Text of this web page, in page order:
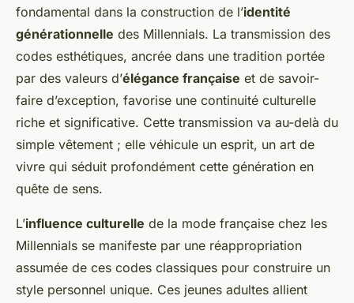
fondamental dans la construction de l’identité
générationnelle des Millennials. La transmission des
codes esthétiques, ancrée dans une tradition portée
par des valeurs d’élégance française et de savoir-
faire d’exception, favorise une continuité culturelle
riche et significative. Cette transmission va au-delà du
simple vêtement ; elle véhicule un esprit, un art de
vivre qui séduit profondément cette génération en
quête de sens.
L’influence culturelle de la mode française chez les
Millennials se manifeste par une réappropriation
assumée de ces codes classiques pour construire un
style personnel unique. Ces jeunes adultes allient